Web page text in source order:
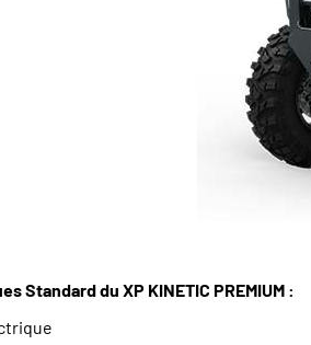
Standard du XP KINETIC PREMIUM :